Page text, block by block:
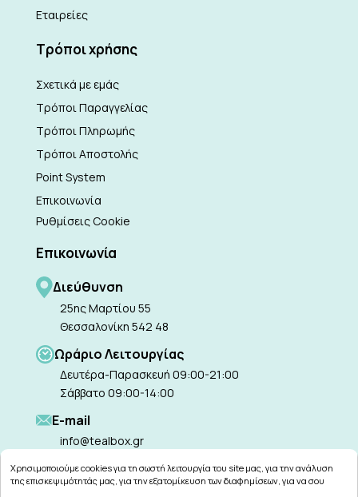
Εταιρείες
Τρόποι χρήσης
Σχετικά με εμάς
Τρόποι Παραγγελίας
Τρόποι Πληρωμής
Τρόποι Αποστολής
Point System
Επικοινωνία
Ρυθμίσεις Cookie
Επικοινωνία
Διεύθυνση
25ης Μαρτίου 55
Θεσσαλονίκη 542 48
Ωράριο Λειτουργίας
Δευτέρα-Παρασκευή 09:00-21:00
Σάββατο 09:00-14:00
Ε-mail
info@tealbox.gr
Χρησιμοποιούμε cookies για τη σωστή λειτουργία του site μας, για την ανάλυση
της επισκεψιμότητάς μας, για την εξατομίκευση των διαφημίσεων, για να σου